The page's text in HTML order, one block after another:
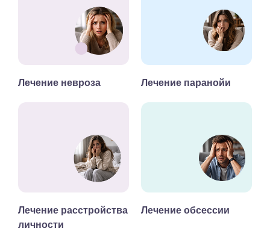
Лечение невроза Лечение паранойи
Лечение расстройства
личности
Лечение обсессии